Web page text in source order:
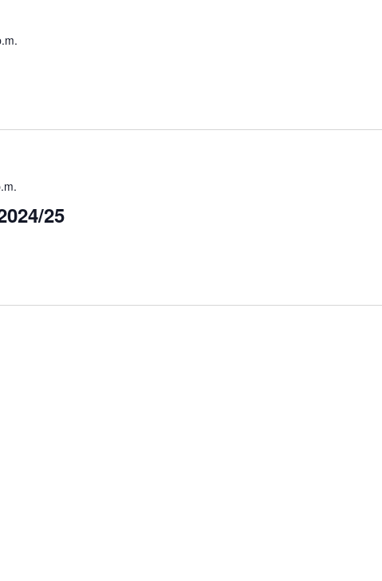
25